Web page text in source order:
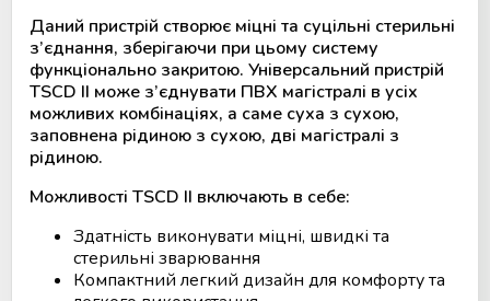
Даний пристрій створює міцні та суцільні стерильні
з’єднання, зберігаючи при цьому систему
функціонально закритою. Універсальний пристрій
TSCD II може з’єднувати ПВХ магістралі в усіх
можливих комбінаціях, а саме суха з сухою,
заповнена рідиною з сухою, дві магістралі з
рідиною.
Можливості TSCD II включають в себе:
Здатність виконувати міцні, швидкі та
стерильні зварювання
Компактний легкий дизайн для комфорту та